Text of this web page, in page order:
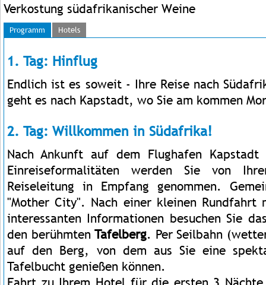
Verkostung südafrikanischer Weine
Programm Hotels
1. Tag: Hinflug
Endlich ist es soweit - Ihre Reise nach
geht es nach Kapstadt, wo Sie am kommen
2. Tag: Willkommen in Südafrika!
Nach Ankunft auf dem Flughafen
Einreiseformalitäten werden Sie von
Reiseleitung in Empfang genommen.
"Mother City". Nach einer kleinen
interessanten Informationen besuchen Sie
den berühmten Tafelberg. Per Seilbahn
auf den Berg, von dem aus Sie eine
Tafelbucht genießen können.